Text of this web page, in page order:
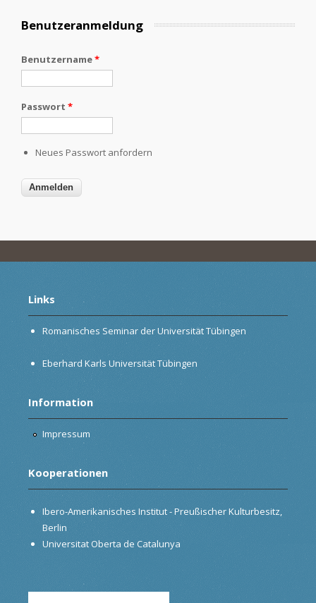
Benutzeranmeldung
Benutzername*
Passwort *
Neues Passwort anfordern
Links
Romanisches Seminar der Universität Tübingen
Eberhard Karls Universität Tübingen
Information
Impressum
Kooperationen
Ibero-Amerikanisches Institut - Preußischer Kulturbesitz,
Berlin
Universitat Oberta de Catalunya